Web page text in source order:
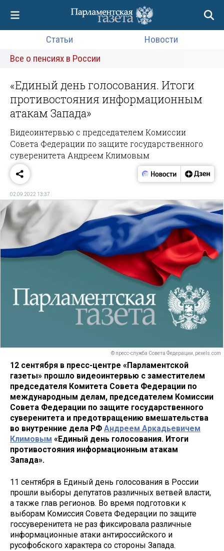
Статьи
Новости
Все о пенсиях в России
«Единый день голосования. Итоги
противостояния информационным
атакам Запада»
Видеоинтервью с председателем Комиссии
Совета Федерации по защите государственного
суверенитета Андреем Климовым
02.09.2022 13:37
© пресс-служба Совета Федерации, pexels.com
12 сентября в пресс-центре «Парламентской
газеты» прошло видеоинтервью с заместителем
председателя Комитета Совета Федерации по
международным делам, председателем Комиссии
Совета Федерации по защите государственного
суверенитета и предотвращению вмешательства
во внутренние дела РФ Андреем Аркадьевичем
Климовым «Единый день голосования. Итоги
противостояния информационным атакам
Запада».
11 сентября в Единый день голосования в России
прошли выборы депутатов различных ветвей власти,
а также глав регионов. Во время подготовки к
выборам Комиссия Совета Федерации по защите
госсуверенитета не раз фиксировала различные
информационные атаки антироссийского и
русофобского характера со стороны Запада.